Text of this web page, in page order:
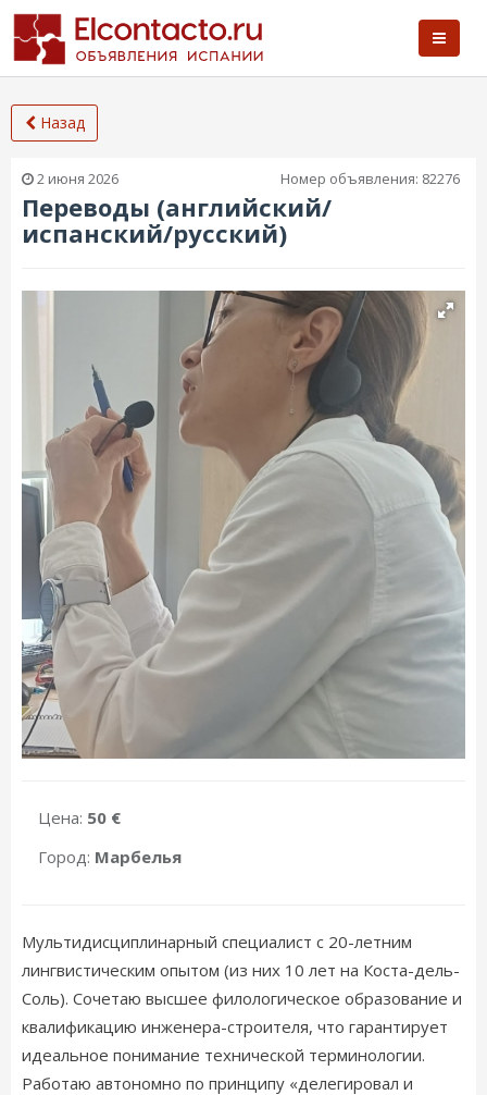
Назад
2 июня 2026 Номер объявления: 82276
Переводы (английский/
испанский/русский)
Цена: 50 €
Город: Марбелья
Мультидисциплинарный специалист с 20-летним
лингвистическим опытом (из них 10 лет на Коста-дель-
Соль). Сочетаю высшее филологическое образование и
квалификацию инженера-строителя, что гарантирует
идеальное понимание технической терминологии.
Работаю автономно по принципу «делегировал и